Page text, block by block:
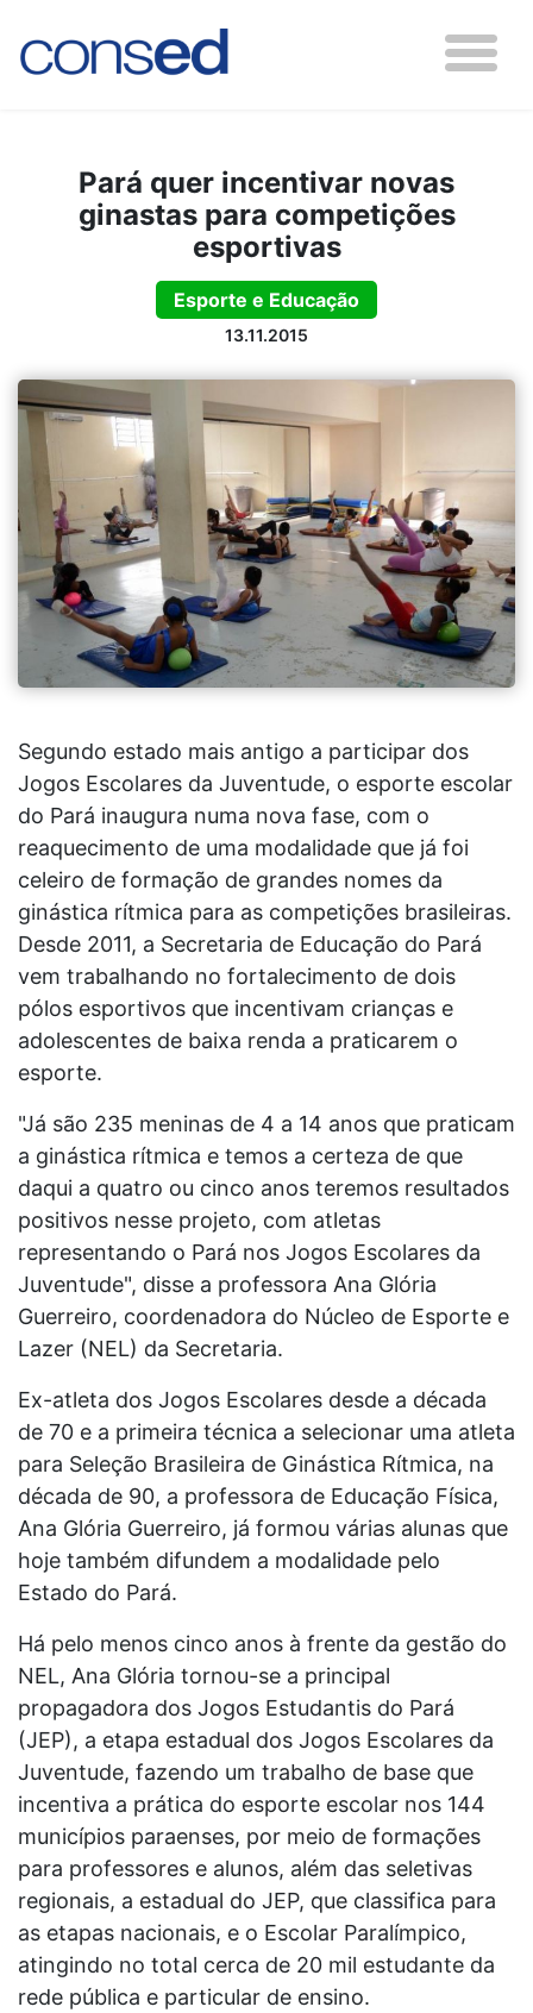
Pará quer incentivar novas
ginastas para competições
esportivas
Esporte e Educação
13.11.2015
Segundo estado mais antigo a participar dos
Jogos Escolares da Juventude, o esporte escolar
do Pará inaugura numa nova fase, com o
reaquecimento de uma modalidade que já foi
celeiro de formação de grandes nomes da
ginástica rítmica para as competições brasileiras.
Desde 2011, a Secretaria de Educação do Pará
vem trabalhando no fortalecimento de dois
pólos esportivos que incentivam crianças e
adolescentes de baixa renda a praticarem o
esporte.
"Já são 235 meninas de 4 a 14 anos que praticam
a ginástica rítmica e temos a certeza de que
daqui a quatro ou cinco anos teremos resultados
positivos nesse projeto, com atletas
representando o Pará nos Jogos Escolares da
Juventude", disse a professora Ana Glória
Guerreiro, coordenadora do Núcleo de Esporte e
Lazer (NEL) da Secretaria.
Ex-atleta dos Jogos Escolares desde a década
de 70 e a primeira técnica a selecionar uma atleta
para Seleção Brasileira de Ginástica Rítmica, na
década de 90, a professora de Educação Física,
Ana Glória Guerreiro, já formou várias alunas que
hoje também difundem a modalidade pelo
Estado do Pará.
Há pelo menos cinco anos à frente da gestão do
NEL, Ana Glória tornou-se a principal
propagadora dos Jogos Estudantis do Pará
(JEP), a etapa estadual dos Jogos Escolares da
Juventude, fazendo um trabalho de base que
incentiva a prática do esporte escolar nos 144
municípios paraenses, por meio de formações
para professores e alunos, além das seletivas
regionais, a estadual do JEP, que classifica para
as etapas nacionais, e o Escolar Paralímpico,
atingindo no total cerca de 20 mil estudante da
rede pública e particular de ensino.